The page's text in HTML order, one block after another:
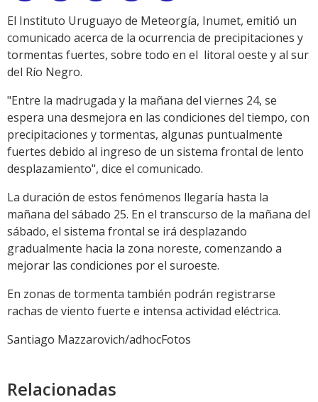
Link
El Instituto Uruguayo de Meteorgía, Inumet, emitió un
comunicado acerca de la ocurrencia de precipitaciones y
tormentas fuertes, sobre todo en el litoral oeste y al sur
del Río Negro.
"Entre la madrugada y la mañana del viernes 24, se
espera una desmejora en las condiciones del tiempo, con
precipitaciones y tormentas, algunas puntualmente
fuertes debido al ingreso de un sistema frontal de lento
desplazamiento", dice el comunicado.
La duración de estos fenómenos llegaría hasta la
mañana del sábado 25. En el transcurso de la mañana del
sábado, el sistema frontal se irá desplazando
gradualmente hacia la zona noreste, comenzando a
mejorar las condiciones por el suroeste.
En zonas de tormenta también podrán registrarse
rachas de viento fuerte e intensa actividad eléctrica.
Santiago Mazzarovich/adhocFotos
Relacionadas